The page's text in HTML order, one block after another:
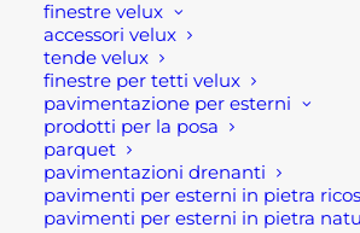
finestre velux
accessori velux
tende velux
finestre per tetti velux
pavimentazione per esterni
prodotti per la posa
parquet
pavimentazioni drenanti
pavimenti per esterni in pietra
pavimenti per esterni in pietra
attenzioni da dedicare alle
scarpe antinfortunistiche,
vostre scarpe da lavoro siano
top. Infatti le scarpe
rappresentano per
dispositivo di protezione
dunque hanno un ruolo